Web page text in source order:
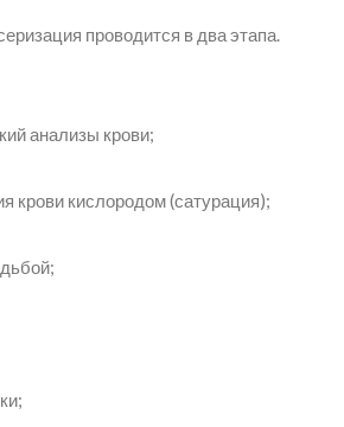
проводится в два этапа.
анализы крови;
крови кислородом (сатурация);